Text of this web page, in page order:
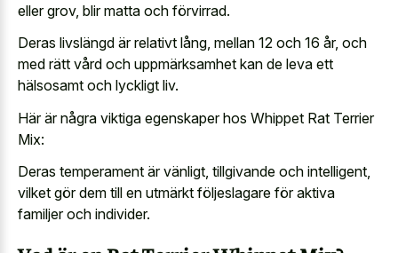
eller grov, blir matta och förvirrad.
Deras livslängd är relativt lång, mellan 12 och 16 år, och
med rätt vård och uppmärksamhet kan de leva ett
hälsosamt och lyckligt liv.
Här är några viktiga egenskaper hos Whippet Rat Terrier
Mix:
Deras temperament är vänligt, tillgivande och intelligent,
vilket gör dem till en utmärkt följeslagare för aktiva
familjer och individer.